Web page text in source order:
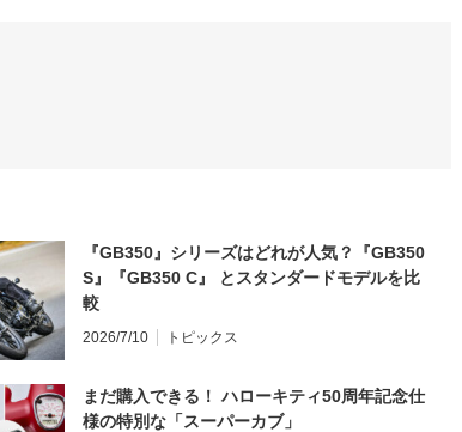
『GB350』シリーズはどれが人気？『GB350
S』『GB350 C』 とスタンダードモデルを比
較
2026/7/10 トピックス
まだ購入できる！ ハローキティ50周年記念仕
様の特別な「スーパーカブ」